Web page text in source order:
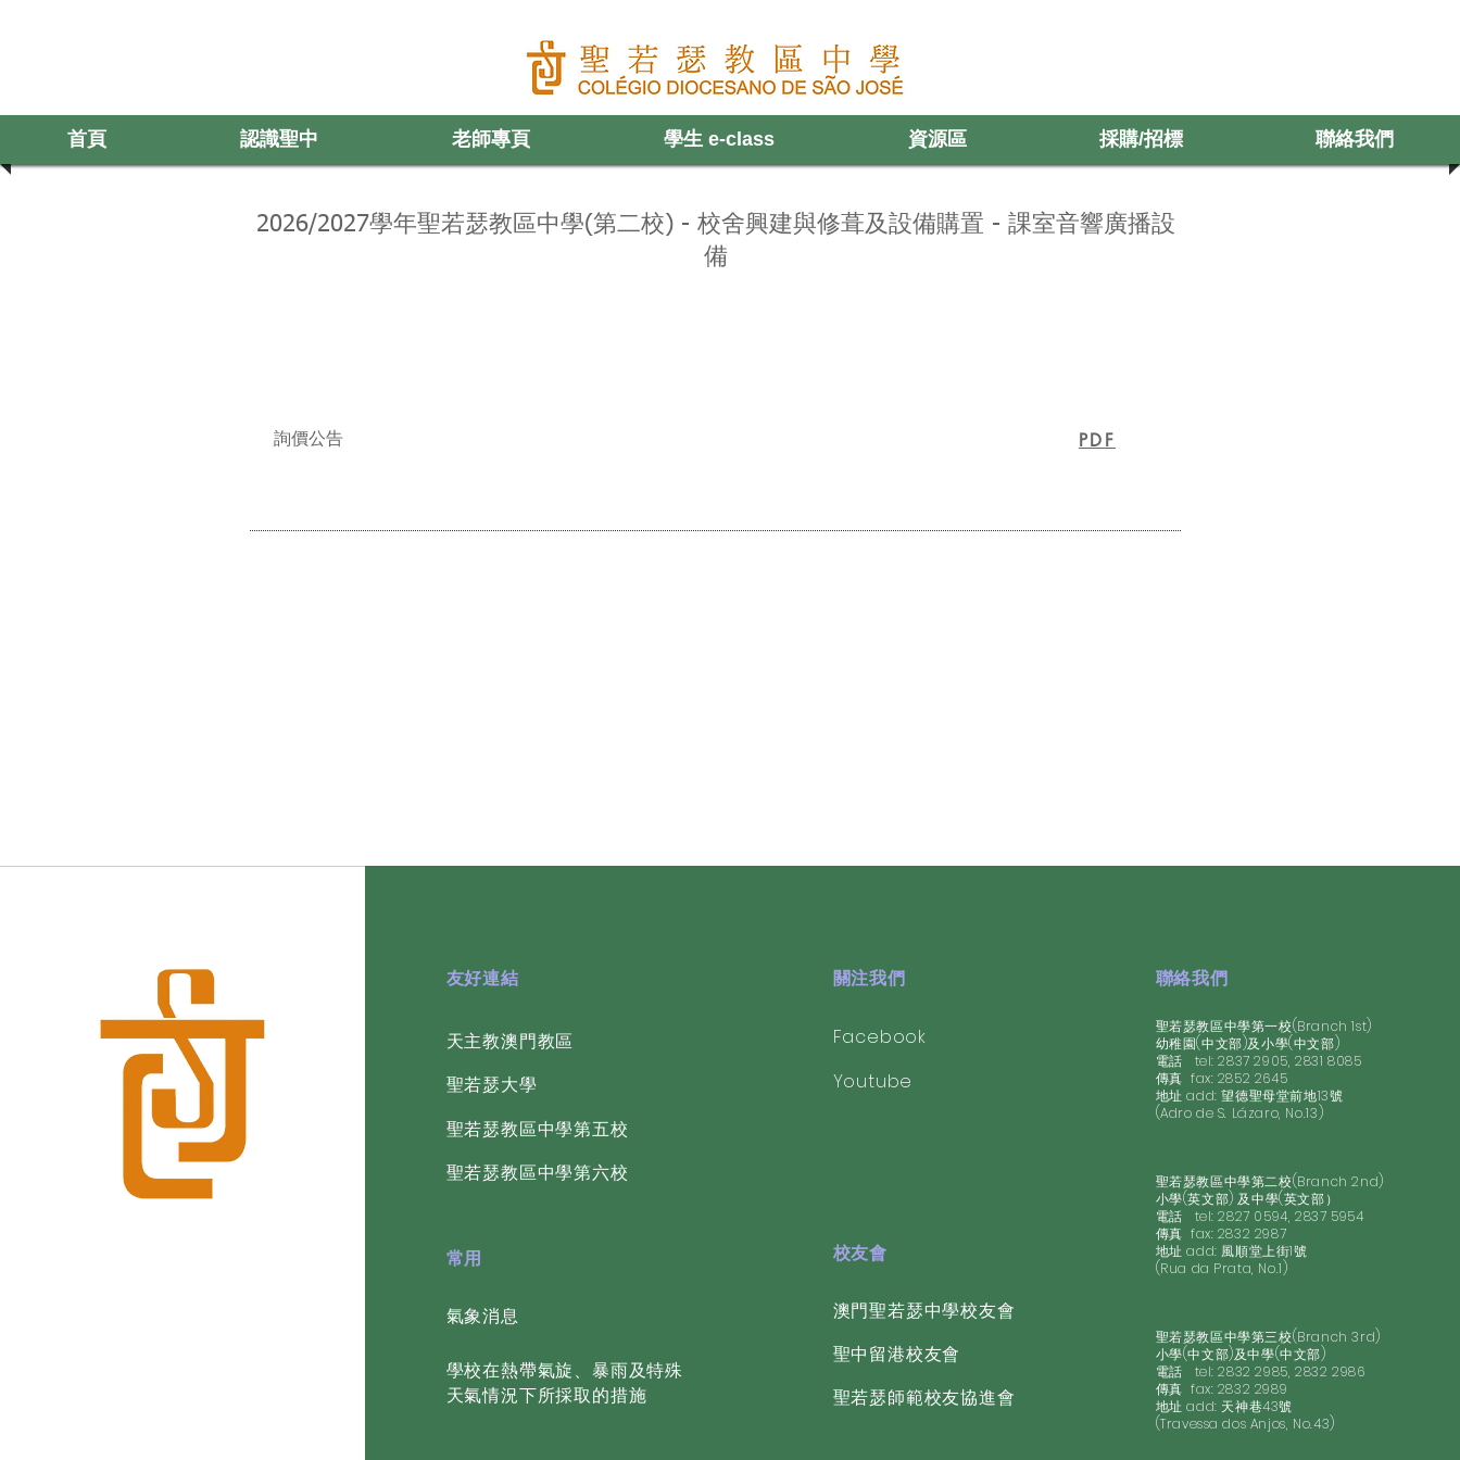
Log In 首頁 老師專頁 學生 e-class 資源區 聯絡我們
首頁 認識聖中 老師專頁 學生 e-class 資源區 採購/招標 聯絡我們
2026/2027學年聖若瑟教區中學(第二校) - 校舍興建與修葺及設備購置 - 課室音響廣播設
備
詢價公告 PDF
​友好連結
天主教澳門教區
​聖若瑟大學
​聖若瑟教區中學第五校
​聖若瑟教區中學第六校
常用
氣象消息
學校在熱帶氣旋、暴雨及特殊
天氣情況下所採取的措施
關注我們
Facebook
Youtube
校友會
​澳門聖若瑟中學校友會
聖中留港校友會
聖若瑟師範校友協進會
聯絡我們
聖若瑟教區中學第一校(Branch 1st)
幼稚園(中文部)及小學(中文部)
電話 tel: 2837 2905, 2831 8085
​傳真 fax: 2852 2645
地址 add: 望德聖母堂前地13號
(Adro de S. Lázaro, No.13)
聖若瑟教區中學第二校(Branch 2nd)
小學(英文部) 及中學(英文部）
電話 tel: 2827 0594, 2837 5954
​傳真 fax: 2832 2987
地址 add: 風順堂上街1號
(Rua da Prata, No.1)
聖若瑟教區中學第三校(Branch 3rd)
小學(中文部)及中學(中文部)
電話 tel: 2832 2985, 2832 2986
​傳真 fax: 2832 2989
地址 add: 天神巷43號
(Travessa dos Anjos, No.43)